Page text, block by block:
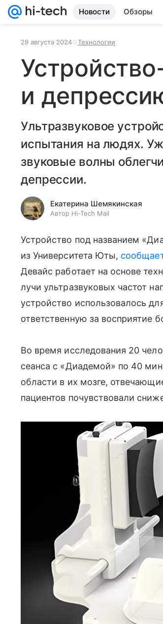
Новости Обзоры
29 августа 2024 Технологии
и
Ультразвуковое
испытания на людях.
звуковые волны
депрессии.
Екатерина Шемякинская
Автор Hi-Tech Mail
Устройство под названием
из Университета Юты,
Девайс работает на основе
лучи ультразвуковых частот
устройство использовалось
ответственную за восприятие
Во время исследования 20
сеанса с «Диадемой» по 40
области в их мозге,
пациентов почувствовали